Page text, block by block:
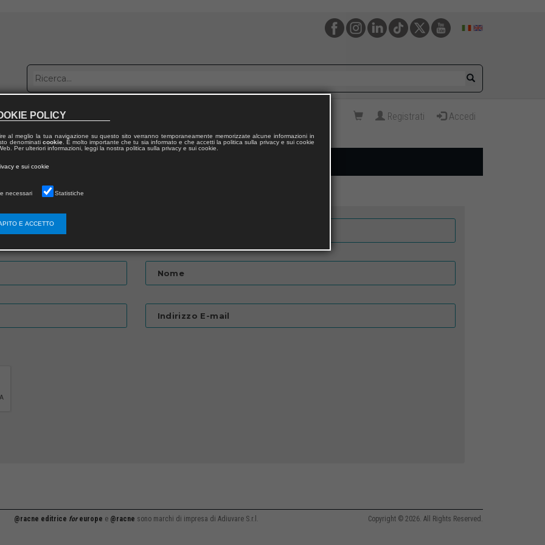
con noi Registrati Accedi
Nome
Indirizzo E-mail
@racne editrice foreurope e @racne sono marchi di impresa di Adiuvare S.r.l. Copyright © 2026. All Rights Reserved.
POLICY
al meglio la tua navigazione su questo sito verranno temporaneamente memorizzate alcune informazioni in
denominati cookie. È molto importante che tu sia informato e che accetti la politica sulla privacy e sui cookie
Per ulteriori informazioni, leggi la nostra politica sulla privacy e sui cookie.
e sui cookie
necessari Statistiche
E ACCETTO